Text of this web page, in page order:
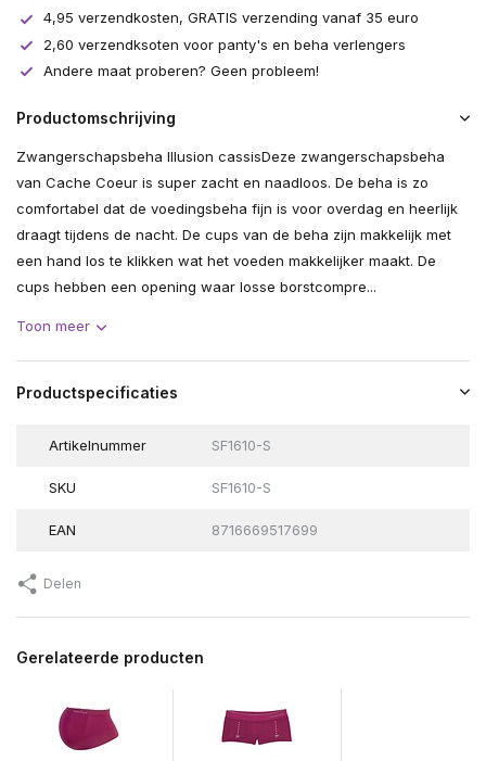
4,95 verzendkosten, GRATIS verzending vanaf 35 euro
2,60 verzendksoten voor panty's en beha verlengers
Andere maat proberen? Geen probleem!
Productomschrijving
Zwangerschapsbeha Illusion cassisDeze zwangerschapsbeha
van Cache Coeur is super zacht en naadloos. De beha is zo
comfortabel dat de voedingsbeha fijn is voor overdag en heerlijk
draagt tijdens de nacht. De cups van de beha zijn makkelijk met
een hand los te klikken wat het voeden makkelijker maakt. De
cups hebben een opening waar losse borstcompre...
Toon meer
Productspecificaties
Artikelnummer SF1610-S
SKU SF1610-S
EAN 8716669517699
Delen
Gerelateerde producten